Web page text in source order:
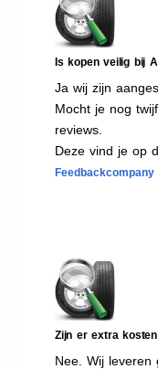
Is kopen veilig bij
Ja wij zijn
Mocht je nog
reviews.
Deze vind je op
Feedbackcompany
Zijn er extra
Nee. Wij leveren